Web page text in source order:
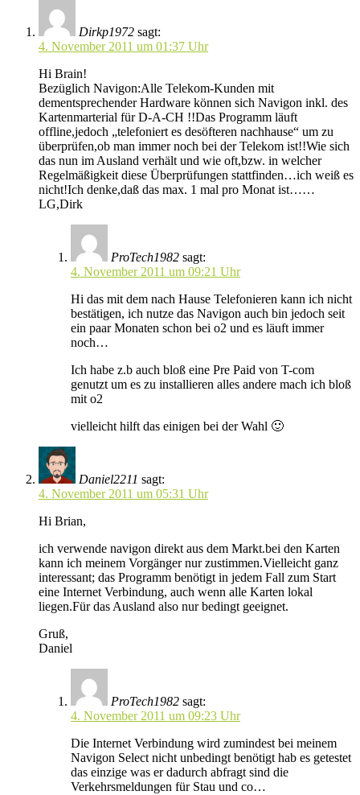
Dirkp1972 sagt:
4. November 2011 um 01:37 Uhr
Hi Brain!
Bezüglich Navigon:Alle Telekom-Kunden mit
dementsprechender Hardware können sich Navigon inkl. des
Kartenmarterial für D-A-CH !!Das Programm läuft
offline,jedoch „telefoniert es desöfteren nachhause“ um zu
überprüfen,ob man immer noch bei der Telekom ist!!Wie sich
das nun im Ausland verhält und wie oft,bzw. in welcher
Regelmäßigkeit diese Überprüfungen stattfinden…ich weiß es
nicht!Ich denke,daß das max. 1 mal pro Monat ist……
LG,Dirk
ProTech1982 sagt:
4. November 2011 um 09:21 Uhr
Hi das mit dem nach Hause Telefonieren kann ich nicht
bestätigen, ich nutze das Navigon auch bin jedoch seit
ein paar Monaten schon bei o2 und es läuft immer
noch…
Ich habe z.b auch bloß eine Pre Paid von T-com
genutzt um es zu installieren alles andere mach ich bloß
mit o2
vielleicht hilft das einigen bei der Wahl 🙂
Daniel2211 sagt:
4. November 2011 um 05:31 Uhr
Hi Brian,
ich verwende navigon direkt aus dem Markt.bei den Karten
kann ich meinem Vorgänger nur zustimmen.Vielleicht ganz
interessant; das Programm benötigt in jedem Fall zum Start
eine Internet Verbindung, auch wenn alle Karten lokal
liegen.Für das Ausland also nur bedingt geeignet.
Gruß,
Daniel
ProTech1982 sagt:
4. November 2011 um 09:23 Uhr
Die Internet Verbindung wird zumindest bei meinem
Navigon Select nicht unbedingt benötigt hab es getestet
das einzige was er dadurch abfragt sind die
Verkehrsmeldungen für Stau und co…